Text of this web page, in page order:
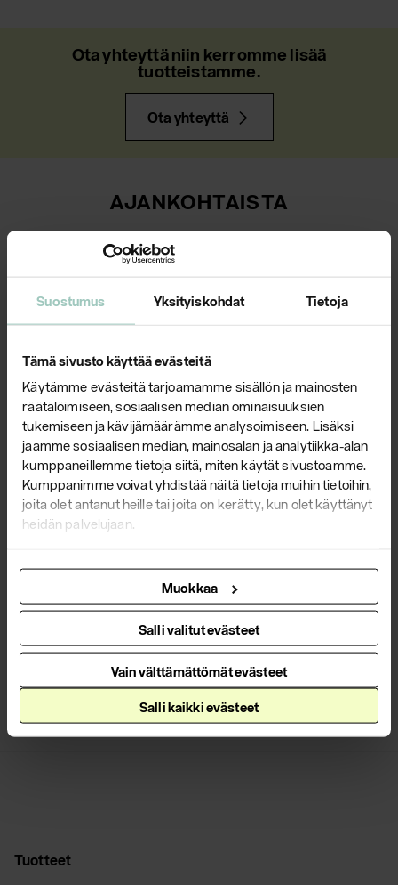
Suostumus Yksityiskohdat Tietoja
Tämä sivusto käyttää evästeitä
Käytämme evästeitä tarjoamamme sisällön ja mainosten
räätälöimiseen, sosiaalisen median ominaisuuksien
tukemiseen ja kävijämäärämme analysoimiseen. Lisäksi
jaamme sosiaalisen median, mainosalan ja analytiikka-alan
kumppaneillemme tietoja siitä, miten käytät sivustoamme.
Kumppanimme voivat yhdistää näitä tietoja muihin tietoihin,
joita olet antanut heille tai joita on kerätty, kun olet käyttänyt
heidän palvelujaan.
Salli kaikki evästeet
Muokkaa
Salli valitut evästeet
Vain välttämättömät evästeet
Ota yhteyttä niin kerromme lisää
tuotteistamme.
Ota yhteyttä
AJANKOHTAISTA
Yrjö Kukkapuro Scan Magazine -
lehdessä
Käy lukemassa
artikkelimmesuomalaisen muotoilun
kesäkuun numerossa!
Lue lisää
Kaikki ajankohtaiset
Tuotteet